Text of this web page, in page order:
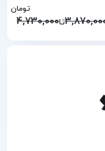
تا4,730,000
تومان